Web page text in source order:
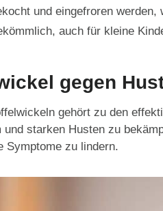
und eingefroren
auch für kleine
gegen
gehört zu den
starken Husten zu
Symptome zu lindern.